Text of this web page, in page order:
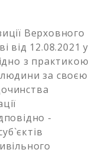
Верховного
від 12.08.2021 у
з практикою
за своєю
-